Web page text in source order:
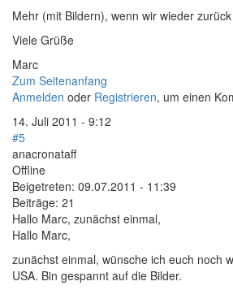
Mehr (mit Bildern), wenn wir wieder
Viele Grüße
Marc
Zum Seitenanfang
Anmelden oder Registrieren, um einen
14. Juli 2011 - 9:12
#5
anacronataff
Offline
Beigetreten: 09.07.2011 - 11:39
Beiträge: 21
Hallo Marc, zunächst einmal,
Hallo Marc,
zunächst einmal, wünsche ich euch noch
USA. Bin gespannt auf die Bilder.